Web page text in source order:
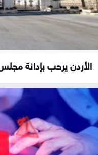
الأردن يرحب بإدانة